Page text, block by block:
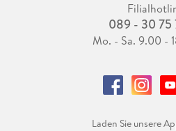
089 - 30 75
Mo. - Sa. 9.00 -
Laden Sie unsere